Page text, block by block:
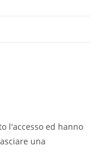
l'accesso ed hanno
una